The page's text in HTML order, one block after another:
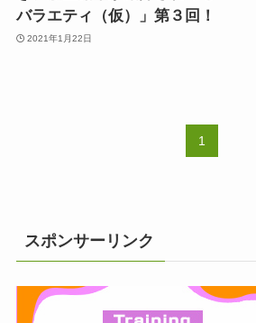
バラエティ（仮）」第３回！
2021年1月22日
1
スポンサーリンク